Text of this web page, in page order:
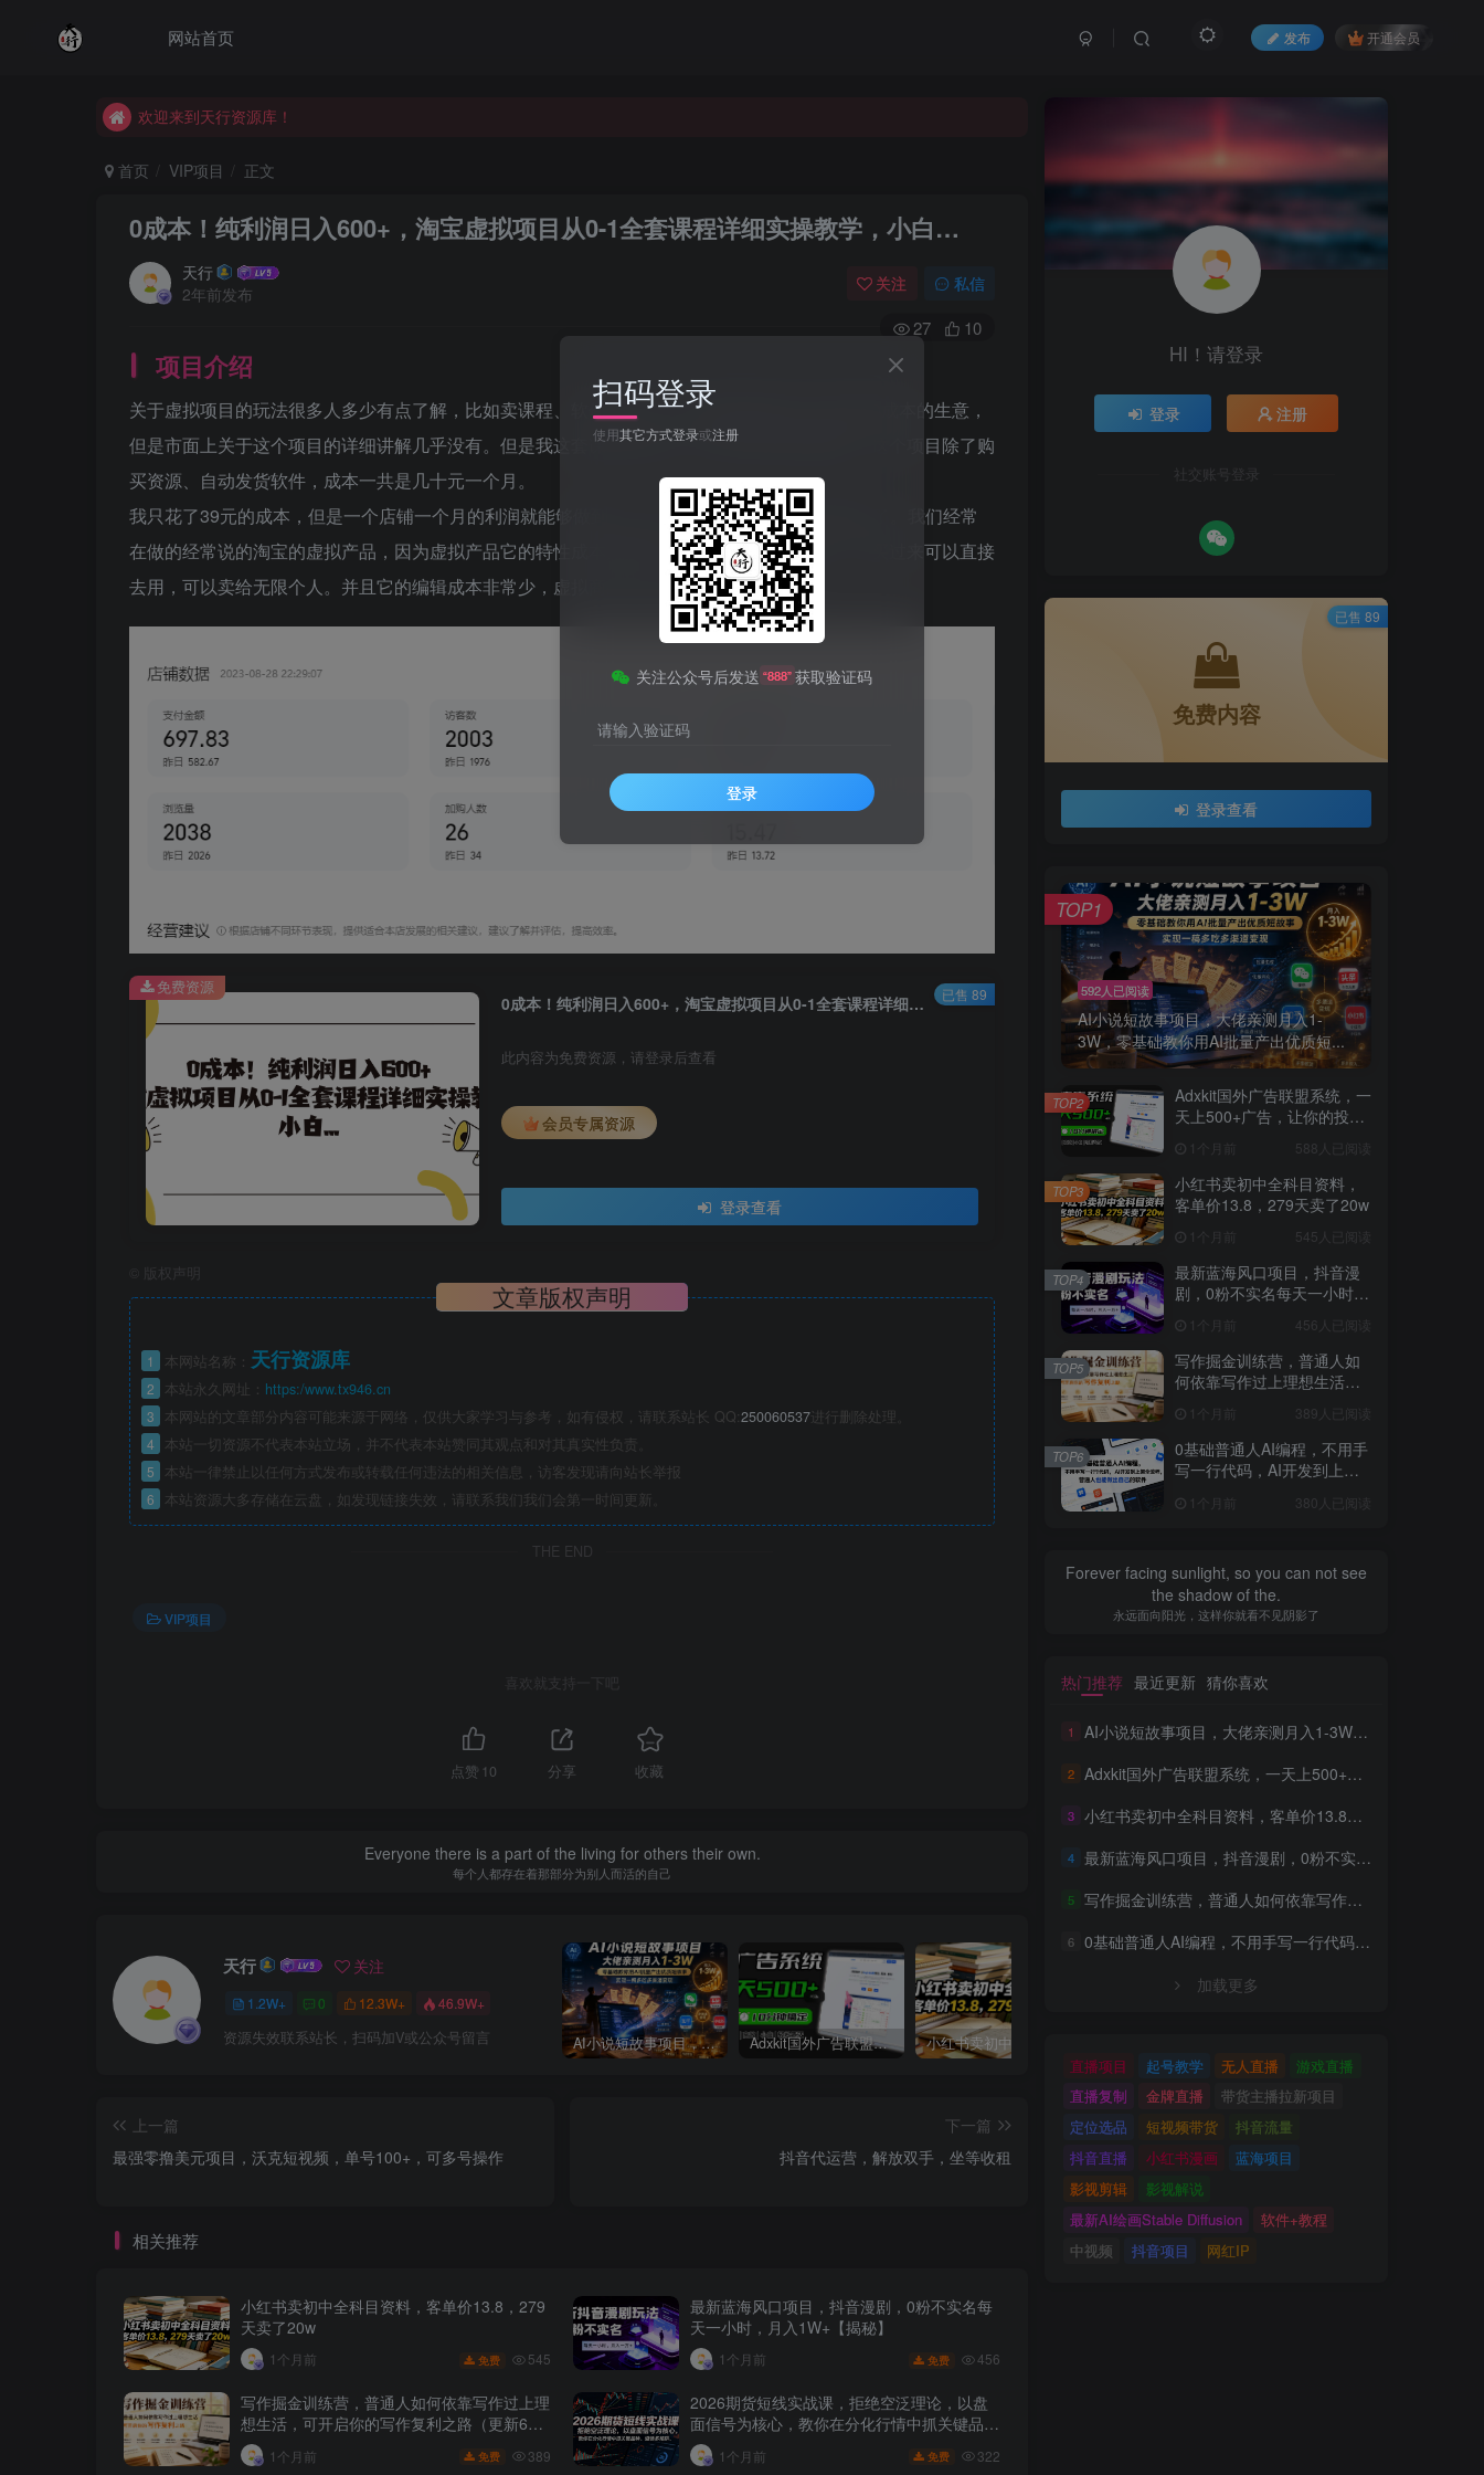
网站首页 发布 开通会员
欢迎来到天行资源库！
欢迎来到天行资源库！
首页 VIP项目 正文
0成本！纯利润日入600+，淘宝虚拟项目从0-1全套课程详细实操教学，小白…
天行
2年前发布
关注 私信
27 10
项目介绍
关于虚拟项目的玩法很多人多少有点了解，比如卖课程、软件什么的。大家也都知道这个基本是0成本的生意，
但是市面上关于这个项目的详细讲解几乎没有。但是我这套课程会把每一步给你讲得清清楚楚。这个项目除了购
买资源、自动发货软件，成本一共是几十元一个月。
我只花了39元的成本，但是一个店铺一个月的利润就能够做到一个W，这个类目可以是非常暴利了。我们经常
在做的经常说的淘宝的虚拟产品，因为虚拟产品它的特性成本是极低的，而且是一次性成本，你买过来可以直接
去用，可以卖给无限个人。并且它的编辑成本非常少，虚拟商品具有复制性，一本万利！
0成本！纯利润日入600+，淘宝虚拟项目从0-1全套课程详细实操教学，小白…
此内容为免费资源，请登录后查看
会员专属资源
登录查看
免费资源 已售 89
版权声明
文章版权声明
1 本网站名称： 天行资源库
2 本站永久网址： https:/www.tx946.cn
3 本网站的文章部分内容可能来源于网络，仅供大家学习与参考，如有侵权，请联系站长 QQ:250060537进行删除处理。
4 本站一切资源不代表本站立场，并不代表本站赞同其观点和对其真实性负责。
5 本站一律禁止以任何方式发布或转载任何违法的相关信息，访客发现请向站长举报
6 本站资源大多存储在云盘，如发现链接失效，请联系我们我们会第一时间更新。
THE END
VIP项目
喜欢就支持一下吧
点赞 10 分享 收藏
Everyone there is a part of the living for others their own.
每个人都存在着那部分为别人而活的自己
天行 关注
1.2W+ 0 12.3W+ 46.9W+
资源失效联系站长，扫码加V或公众号留言 AI小说短故事项目，大佬亲测月入1-3W，零基础教你用AI批量产出优质短故事，实现一稿多吃多渠道变现 Adxkit国外广告联盟系统，一天上500+广告，让你的投放更加高效简单！
上一篇
最强零撸美元项目，沃克短视频，单号100+，可多号操作
下一篇
抖音代运营，解放双手，坐等收租
相关推荐
小红书卖初中全科目资料，客单价13.8，279
天卖了20w
1个月前 免费 545
最新蓝海风口项目，抖音漫剧，0粉不实名每
天一小时，月入1W+【揭秘】
1个月前 免费 456
写作掘金训练营，普通人如何依靠写作过上理
想生活，可开启你的写作复利之路（更新6
月）
1个月前 免费 389
2026期货短线实战课，拒绝空泛理论，以盘
面信号为核心，教你在分化行情中抓关键品
种、避诱多陷阱
1个月前 免费 322
HI！请登录
登录 注册
社交账号登录
免费内容
登录查看
已售 89
592人已阅读
AI小说短故事项目，大佬亲测月入1-
3W，零基础教你用AI批量产出优质短...
TOP1
Adxkit国外广告联盟系统，一
天上500+广告，让你的投放
1个月前 588人已阅读
TOP2
小红书卖初中全科目资料，
客单价13.8，279天卖了20w
1个月前 545人已阅读
TOP3
最新蓝海风口项目，抖音漫
剧，0粉不实名每天一小时，
1个月前 456人已阅读
TOP4
写作掘金训练营，普通人如
何依靠写作过上理想生活，
（更新6月）
1个月前 389人已阅读
TOP5
0基础普通人AI编程，不用手
写一行代码，AI开发到上架
己的软件
1个月前 380人已阅读
TOP6
Forever facing sunlight, so you can not see
the shadow of the.
永远面向阳光，这样你就看不见阴影了
热门推荐 最近更新 猜你喜欢
1 AI小说短故事项目，大佬亲测月入1-3W，零基础教你用AI批量产出优质短故事，实现一稿多吃多渠道变现
2 Adxkit国外广告联盟系统，一天上500+广告，让你的投放更加高效简单！
3 小红书卖初中全科目资料，客单价13.8，279天卖了20w
4 最新蓝海风口项目，抖音漫剧，0粉不实名每天一小时，月入1W+【揭秘】
5 写作掘金训练营，普通人如何依靠写作过上理想生活，可开启你的写作复利之路（更新6月）
6 0基础普通人AI编程，不用手写一行代码，AI开发到上架全流程，普通人也能做出自己的软件
加载更多
直播项目 起号教学 无人直播
游戏直播
直播复制
金牌直播
带货主播拉新项目
定位选品
短视频带货
抖音流量
抖音直播
小红书漫画
蓝海项目
影视剪辑
影视解说
最新AI绘画Stable Diffusion
软件+教程
中视频
抖音项目 网红IP
扫码登录
使用其它方式登录或注册
关注公众号后发送 “888” 获取验证码
请输入验证码
登录